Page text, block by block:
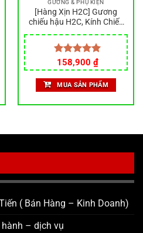
GƯƠNG & PHỤ KIỆN
[Hàng Xịn H2C] Gương
chiếu hậu H2C, Kính Chiếu
Chân Nối, hàng nhôm đúc,
CNC
Được xếp
hạng5.00
5 sao
Giá
gốc
là:
200,000 ₫.
158,900 ₫Giá
hiện
tại
là:
158,900 ₫.
MUA SẢN PHẨM
( Bán Hàng – Kinh Doanh)
– dịch vụ